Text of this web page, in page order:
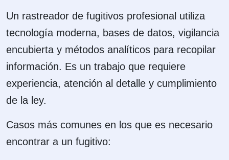
Un rastreador de fugitivos profesional utiliza
tecnología moderna, bases de datos, vigilancia
encubierta y métodos analíticos para recopilar
información. Es un trabajo que requiere
experiencia, atención al detalle y cumplimiento
de la ley.
Casos más comunes en los que es necesario
encontrar a un fugitivo: